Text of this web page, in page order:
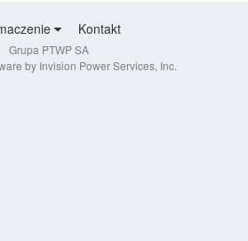
Kontakt
Grupa PTWP SA
by Invision Power Services, Inc.